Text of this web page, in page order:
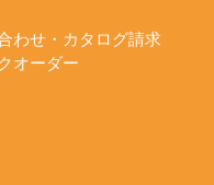
わせ・カタログ請求
オーダー